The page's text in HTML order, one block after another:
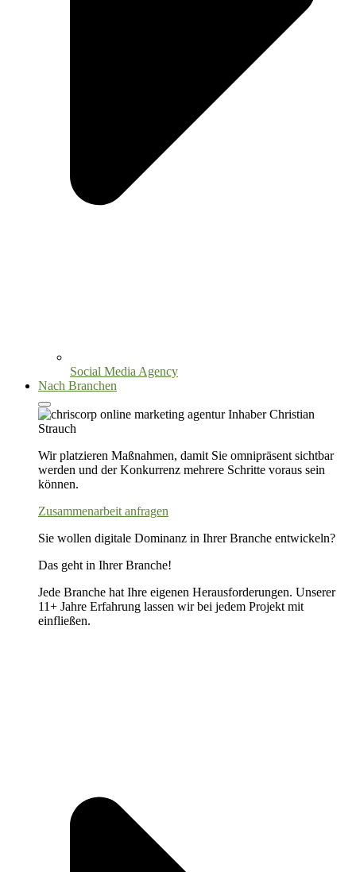
Social Media Agency
Nach Branchen
Wir platzieren Maßnahmen, damit Sie omnipräsent sichtbar
werden und der Konkurrenz mehrere Schritte voraus sein
können.
Zusammenarbeit anfragen
Sie wollen digitale Dominanz in Ihrer Branche entwickeln?
Das geht in Ihrer Branche!
Jede Branche hat Ihre eigenen Herausforderungen. Unserer
11+ Jahre Erfahrung lassen wir bei jedem Projekt mit
einfließen.